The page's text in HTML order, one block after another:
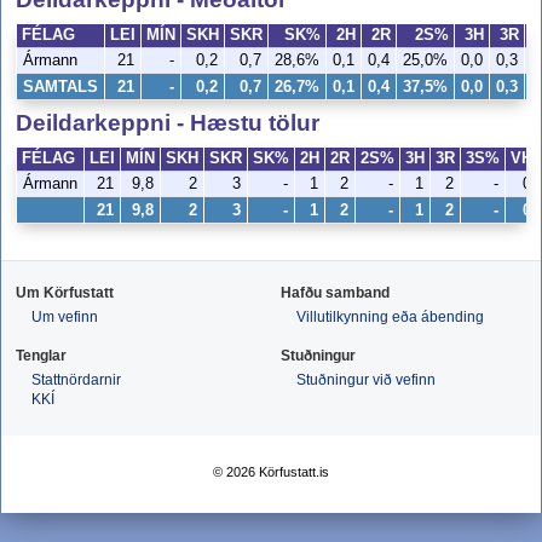
FÉLAG LEI MÍN SKH SKR SK% 2H 2R 2S% 3H
3R
Ármann
21 - 0,2 0,7 28,6% 0,1 0,4 25,0% 0,0 0,3
SAMTALS 21 - 0,2 0,7 26,7% 0,1 0,4 37,5% 0,0 0,3
Deildarkeppni - Hæstu tölur
FÉLAG LEI MÍN SKH SKR SK% 2H 2R 2S% 3H 3R 3S%
VH
Ármann
21 9,8 2 3 - 1 2 - 1 2 - 0
21 9,8 2 3 - 1 2 - 1 2 - 0
Um Körfustatt
Um vefinn
Hafðu samband
Villutilkynning eða ábending
Tenglar
Stattnördarnir
KKÍ
Stuðningur
Stuðningur við vefinn
© 2026 Körfustatt.is